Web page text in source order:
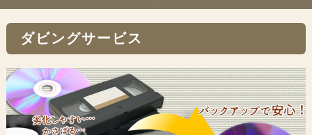
ダビングサービス